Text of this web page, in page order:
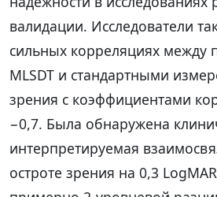
валидации. Исследователи
сильных корреляциях между
MLSDT и стандартными
зрения с коэффициентами
−0,7. Была обнаружена
интерпретируемая
остроте зрения на 0,3